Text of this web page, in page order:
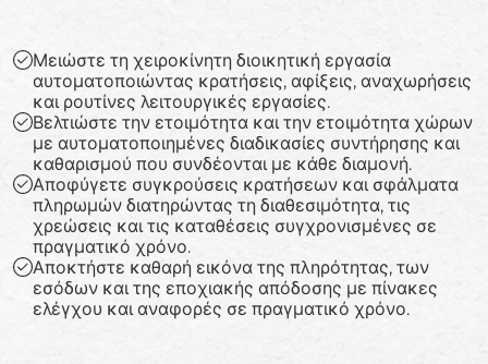
Μειώστε τη χειροκίνητη διοικητική εργασία
αυτοματοποιώντας κρατήσεις, αφίξεις, αναχωρήσεις
και ρουτίνες λειτουργικές εργασίες.
Βελτιώστε την ετοιμότητα και την ετοιμότητα χώρων
με αυτοματοποιημένες διαδικασίες συντήρησης και
καθαρισμού που συνδέονται με κάθε διαμονή.
Αποφύγετε συγκρούσεις κρατήσεων και σφάλματα
πληρωμών διατηρώντας τη διαθεσιμότητα, τις
χρεώσεις και τις καταθέσεις συγχρονισμένες σε
πραγματικό χρόνο.
Αποκτήστε καθαρή εικόνα της πληρότητας, των
εσόδων και της εποχιακής απόδοσης με πίνακες
ελέγχου και αναφορές σε πραγματικό χρόνο.